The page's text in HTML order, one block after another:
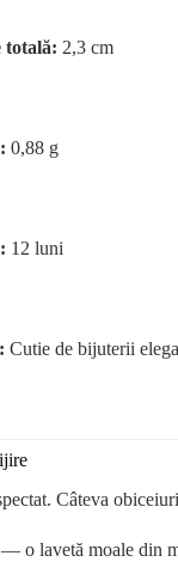
totală: 2,3 cm
0,88 g
12 luni
Cutie de bijuterii
Câteva
— o lavetă moale din